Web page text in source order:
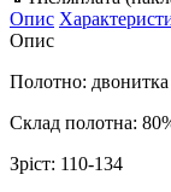
Опис
Опис
Полотно:
Склад полотна:
Зріст: 110-134